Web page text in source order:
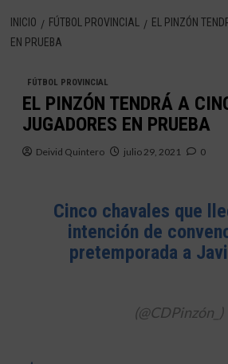
INICIO FÚTBOL PROVINCIAL
EL PINZÓN
EN PRUEBA
FÚTBOL PROVINCIAL
EL PINZÓN TENDRÁ A
JUGADORES EN PRUEBA
Deivid Quintero julio 29, 2021 0
Cinco chavales que
intención de
pretemporada a
(@CDPinzón_)